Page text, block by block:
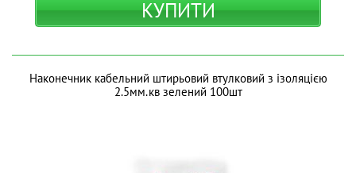
КУПИТИ
Наконечник кабельний штирьовий втулковий з ізоляцією
2.5мм.кв зелений 100шт